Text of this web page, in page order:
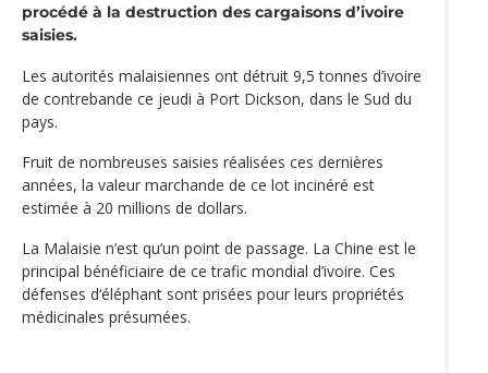
procédé à la destruction des cargaisons d’ivoire
saisies.
Les autorités malaisiennes ont détruit 9,5 tonnes d’ivoire
de contrebande ce jeudi à Port Dickson, dans le Sud du
pays.
Fruit de nombreuses saisies réalisées ces dernières
années, la valeur marchande de ce lot incinéré est
estimée à 20 millions de dollars.
La Malaisie n’est qu’un point de passage. La Chine est le
principal bénéficiaire de ce trafic mondial d’ivoire. Ces
défenses d‘éléphant sont prisées pour leurs propriétés
médicinales présumées.